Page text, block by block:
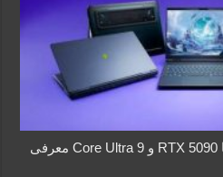
لپ‌تاپ‌های جدید Alienware با RTX 5090 و Core Ultra 9 معرفی